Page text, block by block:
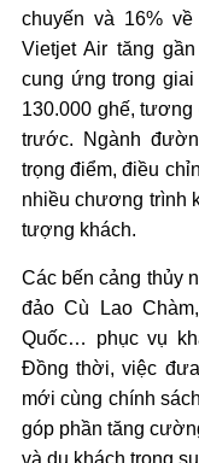
chuyến và 16%
Vietjet Air tăng
cung ứng trong
130.000 ghế,
trước. Ngành
trọng điểm, điều
nhiều chương trình
tượng khách.
Các bến cảng thủy
đảo Cù Lao
Quốc… phục vụ
Đồng thời, việc
mới cùng chính
góp phần tăng
và du khách trong